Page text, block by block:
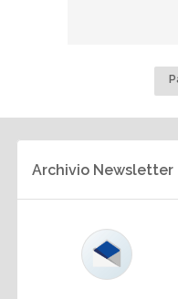
Archivio Newsletter